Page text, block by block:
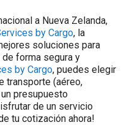
a Nueva Zelanda,
by Cargo, la
soluciones para
forma segura y
by Cargo, puedes elegir
transporte (aéreo,
presupuesto
de un servicio
tu cotización ahora!